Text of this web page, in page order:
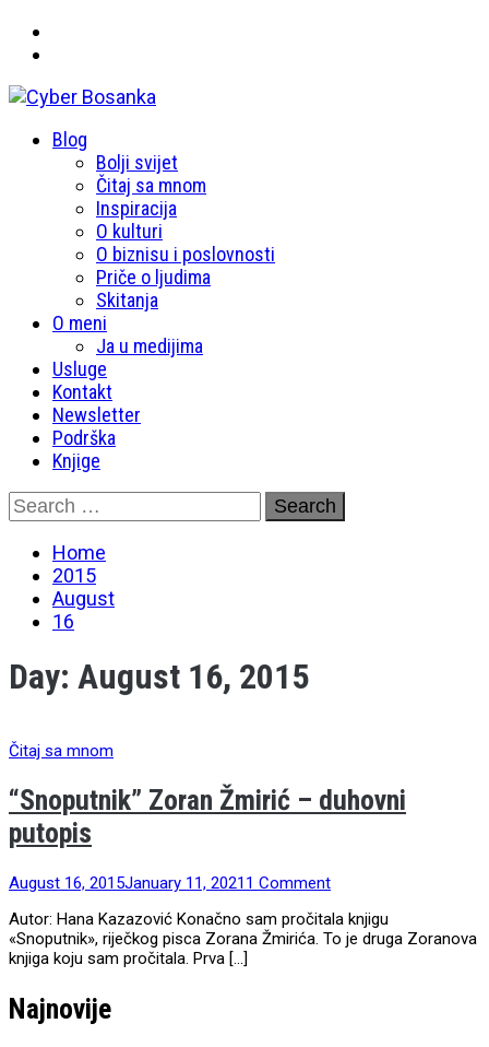
Cyber Bosanka
Primary
Blog
Bolji svijet
Čitaj sa mnom
Inspiracija
O kulturi
O biznisu i poslovnosti
Priče o ljudima
Skitanja
O meni
Ja u medijima
Usluge
Kontakt
Newsletter
Podrška
Knjige
Skip
to
content
Search
for:
Home
2015
August
16
Day: August 16, 2015
Čitaj sa mnom
“Snoputnik” Zoran Žmirić – duhovni
putopis
August 16, 2015January 11, 20211 Comment
Autor: Hana Kazazović Konačno sam pročitala knjigu
«Snoputnik», riječkog pisca Zorana Žmirića. To je druga Zoranova
knjiga koju sam pročitala. Prva […]
Najnovije